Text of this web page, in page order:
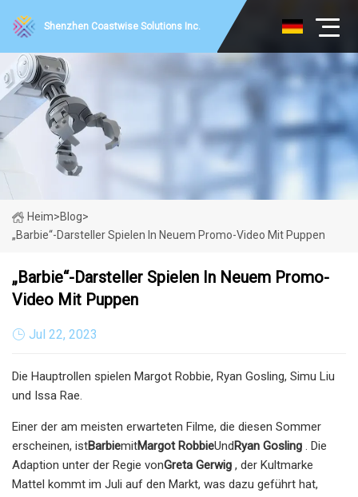
Shenzhen Coastwise Solutions Inc.
Heim>Blog>
„Barbie“-Darsteller Spielen In Neuem Promo-Video Mit Puppen
„Barbie“-Darsteller Spielen In Neuem Promo-
Video Mit Puppen
Jul 22, 2023
Die Hauptrollen spielen Margot Robbie, Ryan Gosling, Simu Liu
und Issa Rae.
Einer der am meisten erwarteten Filme, die diesen Sommer
erscheinen, istBarbiemitMargot RobbieUndRyan Gosling . Die
Adaption unter der Regie vonGreta Gerwig , der Kultmarke
Mattel kommt im Juli auf den Markt, was dazu geführt hat,